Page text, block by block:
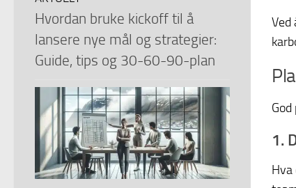
Ved
1.
Hva
Hvordan bruke kickoff til å
lansere nye mål og strategier:
Guide, tips og 30-60-90-plan